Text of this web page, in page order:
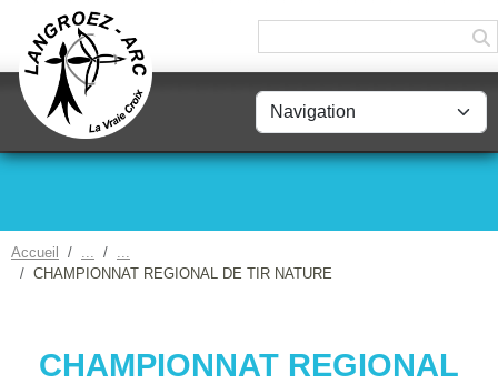
Accueil
CHAMPIONNAT REGIONAL DE TIR NATURE
CHAMPIONNAT REGIONAL
Panneau de gestion des cookies